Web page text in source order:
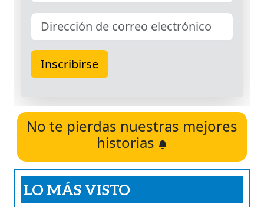
No te pierdas nuestras mejores
historias
LO MÁS VISTO